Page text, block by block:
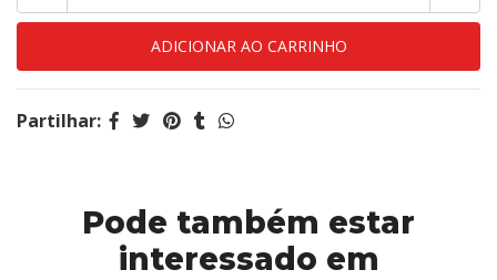
Partilhar:
Pode também estar
interessado em